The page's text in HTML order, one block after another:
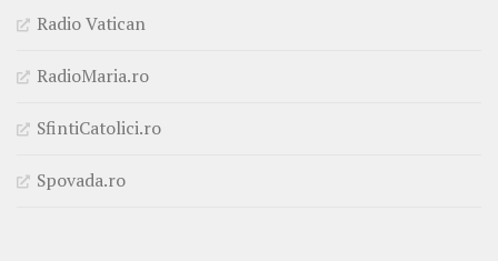
Radio Vatican
RadioMaria.ro
SfintiCatolici.ro
Spovada.ro